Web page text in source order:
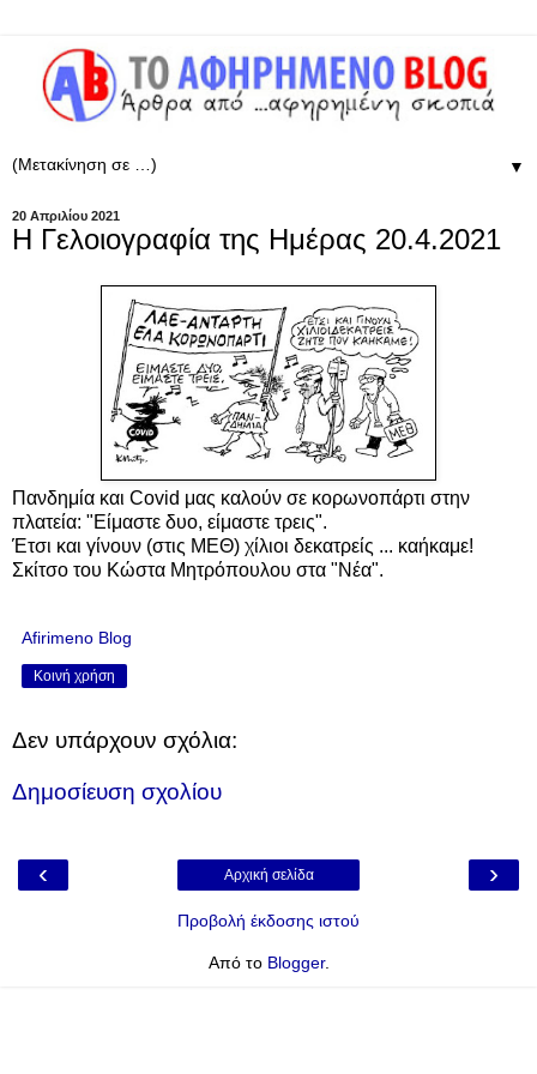
▼
20 Απριλίου 2021
Η Γελοιογραφία της Ημέρας 20.4.2021
Πανδημία και Covid μας καλούν σε κορωνοπάρτι στην
πλατεία: "Είμαστε δυο, είμαστε τρεις".
Έτσι και γίνουν (στις ΜΕΘ) χίλιοι δεκατρείς ... καήκαμε!
Σκίτσο του Κώστα Μητρόπουλου στα "Νέα".
Afirimeno Blog
Κοινή χρήση
Δεν υπάρχουν σχόλια:
Δημοσίευση σχολίου
‹ ›
Αρχική σελίδα
Προβολή έκδοσης ιστού
Από το Blogger.